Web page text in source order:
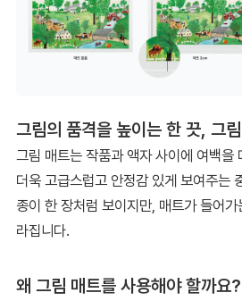
그림의 품격을 높이는 한 끗, 그
그림 매트는 작품과 액자 사이에 여백을
더욱 고급스럽고 안정감 있게 보여주는
종이 한 장처럼 보이지만, 매트가 들어
라집니다.
왜 그림 매트를 사용해야 할까요?